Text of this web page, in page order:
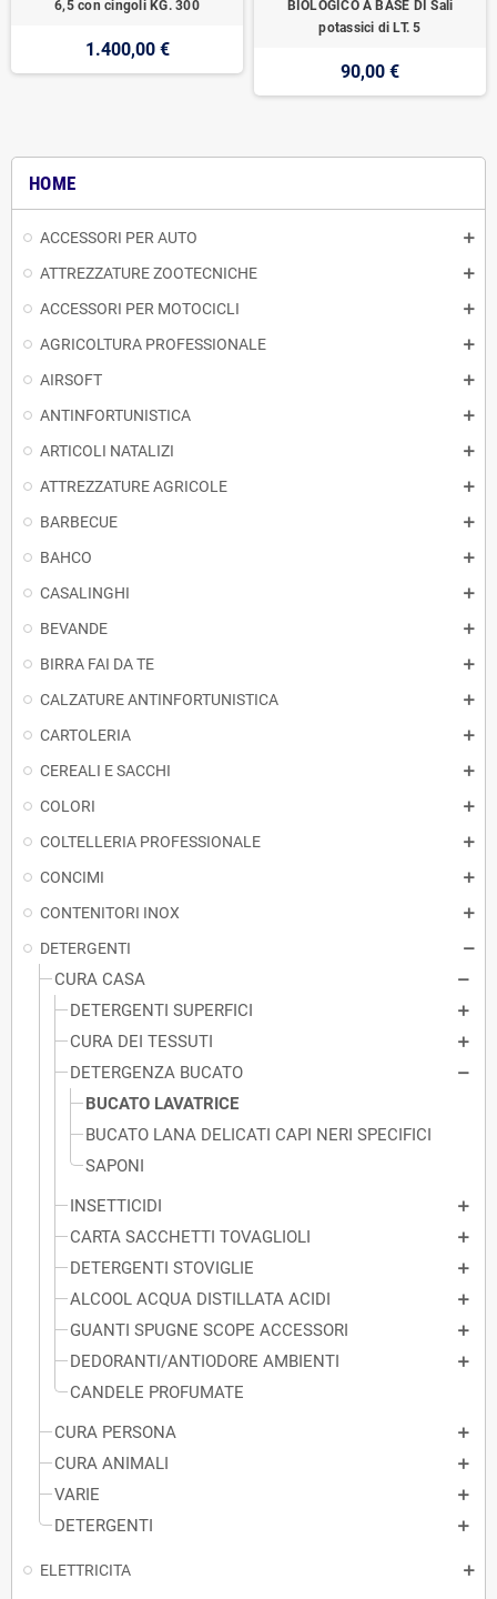
HOME
ACCESSORI PER AUTO
ATTREZZATURE ZOOTECNICHE
ACCESSORI PER MOTOCICLI
AGRICOLTURA PROFESSIONALE
AIRSOFT
ANTINFORTUNISTICA
ARTICOLI NATALIZI
ATTREZZATURE AGRICOLE
BARBECUE
BAHCO
CASALINGHI
BEVANDE
BIRRA FAI DA TE
CALZATURE ANTINFORTUNISTICA
CARTOLERIA
CEREALI E SACCHI
COLORI
COLTELLERIA PROFESSIONALE
CONCIMI
CONTENITORI INOX
DETERGENTI
CURA CASA
DETERGENTI SUPERFICI
CURA DEI TESSUTI
DETERGENZA BUCATO
BUCATO LAVATRICE
BUCATO LANA DELICATI CAPI NERI SPECIFICI
SAPONI
INSETTICIDI
CARTA SACCHETTI TOVAGLIOLI
DETERGENTI STOVIGLIE
ALCOOL ACQUA DISTILLATA ACIDI
GUANTI SPUGNE SCOPE ACCESSORI
DEDORANTI/ANTIODORE AMBIENTI
CANDELE PROFUMATE
CURA PERSONA
CURA ANIMALI
VARIE
DETERGENTI
ELETTRICITA
6,5 con cingoli KG. 300
1.400,00 €
BIOLOGICO A BASE DI Sali
potassici di LT. 5
90,00 €